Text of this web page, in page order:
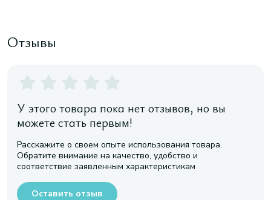
Отзывы
У этого товара пока нет отзывов, но вы
можете стать первым!
Расскажите о своем опыте использования товара.
Обратите внимание на качество, удобство и
соответствие заявленным характеристикам
Оставить отзыв